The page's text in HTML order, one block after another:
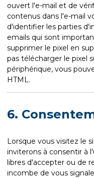
ouvert l'e-mail et de
contenus dans l'e-mail
d'identifier les parties
emails qui sont
supprimer le pixel en
pas télécharger le pixel
périphérique, vous
HTML.
6.
Lorsque vous visitez le
inviterons à consentir à
libres d'accepter ou de
incombe de vous